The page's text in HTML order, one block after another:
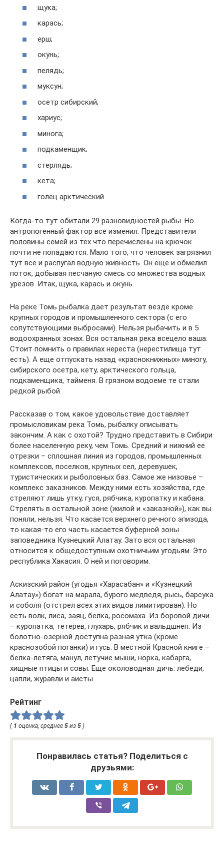
щука;
карась;
ерш;
окунь;
пелядь;
муксун;
осетр сибирский;
хариус;
минога;
подкаменщик;
стерлядь;
кета;
голец арктический.
Когда-то тут обитали 29 разновидностей рыбы. Но
антропогенный фактор все изменил. Представители
половины семей из тех что перечислены на крючок
почти не попадаются. Мало того, что человек загрязнил
тут все и распугал водную живность. Он еще и обмелил
поток, добывая песчаную смесь со множества водных
урезов. Итак, щука, карась и окунь.
На реке Томь рыбалка дает результат везде кроме
крупных городов и промышленного сектора (с его
сопутствующими выбросами). Нельзя рыбачить и в 5
водоохранных зонах. Вся остальная река всецело ваша.
Стоит помнить о правилах нереста (нерестилища тут
есть). А еще отпускать назад «краснокнижных» миногу,
сибирского осетра, кету, арктического гольца,
подкаменщика, тайменя. В грязном водоеме те стали
редкой рыбой.
Рассказав о том, какое удовольствие доставляет
промысловикам река Томь, рыбалку описывать
закончим. А как с охотой? Трудно представить в Сибири
более населенную реку, чем Томь. Средний и нижний ее
отрезки – сплошная линия из городов, промышленных
комплексов, поселков, крупных сел, деревушек,
туристических и рыболовных баз. Самое же низовье –
комплекс заказников. Между ними есть хозяйства, где
стреляют лишь утку, гуся, рябчика, куропатку и кабана.
Стрелять в остальной зоне (жилой и «заказной»), как вы
поняли, нельзя. Что касается верхнего речного эпизода,
то какая-то его часть касается буферной зоны
заповедника Кузнецкий Алатау. Зато вся остальная
относится к общедоступным охотничьим угодьям. Это
республика Хакасия. О ней и поговорим.
Аскизский район (угодья «Харасабан» и «Кузнецкий
Алатау») богат на марала, бурого медведя, рысь, барсука
и соболя (отстрел всех этих видов лимитирован). Но
есть волк, лиса, заяц, белка, росомаха. Из боровой дичи
– куропатка, тетерев, глухарь, рябчик и вальдшнеп. Из
болотно-озерной доступна разная утка (кроме
краснозобой поганки) и гусь. В местной Красной книге –
белка-летяга, манул, летучие мыши, норка, кабарга,
хищные птицы и совы. Еще околоводная дичь: лебеди,
цапли, журавли и аисты.
Рейтинг
( 1 оценка, среднее 5 из 5 )
Понравилась статья? Поделиться с
друзьями: